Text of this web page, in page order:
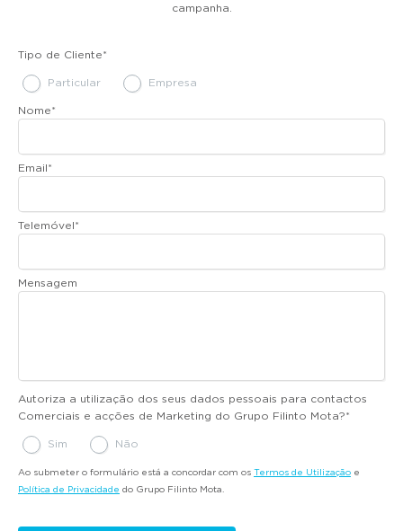
campanha.
Tipo de Cliente*
Particular Empresa
Nome*
Email*
Telemóvel*
Mensagem
Autoriza a utilização dos seus dados pessoais para contactos
Comerciais e acções de Marketing do Grupo Filinto Mota?*
Sim Não
Ao submeter o formulário está a concordar com os Termos de Utilização e
Política de Privacidade do Grupo Filinto Mota.